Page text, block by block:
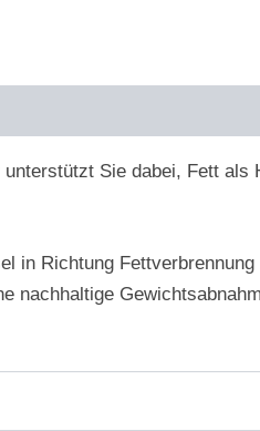
Sie dabei, Fett als
in Richtung
nachhaltige